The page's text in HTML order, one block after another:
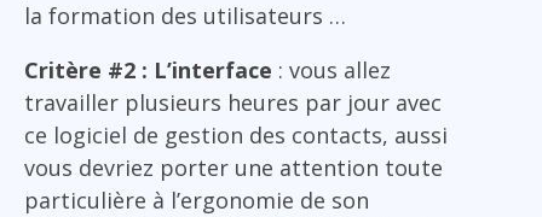
la formation des utilisateurs …
Critère #2 : L’interface : vous allez
travailler plusieurs heures par jour avec
ce logiciel de gestion des contacts, aussi
vous devriez porter une attention toute
particulière à l’ergonomie de son